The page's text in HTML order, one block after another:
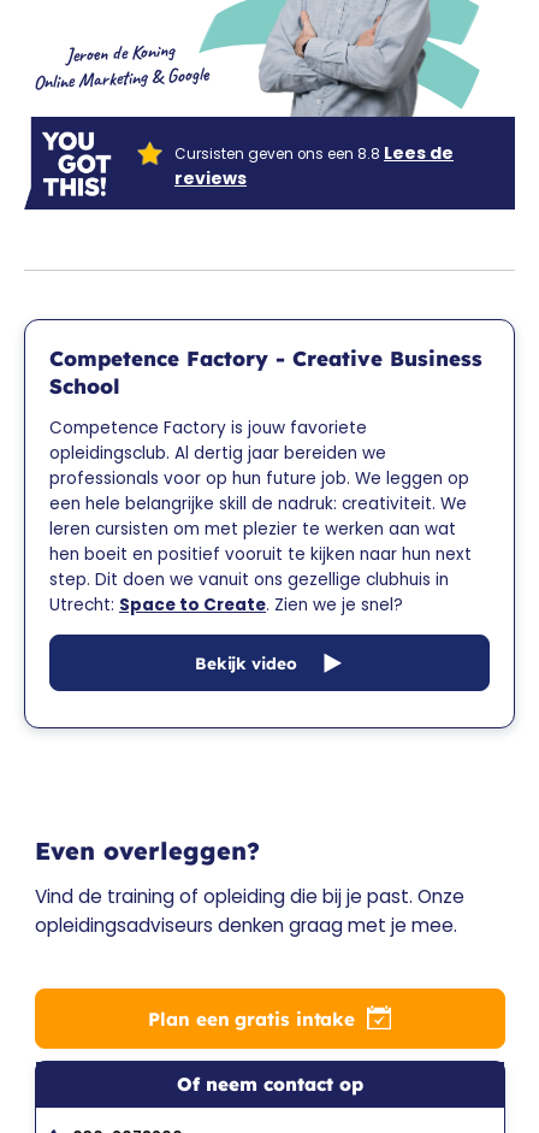
Jeroen de Koning
Online Marketing & Google
Cursisten geven ons een 8.8 Lees de
reviews
Competence Factory - Creative Business
School
Competence Factory is jouw favoriete
opleidingsclub. Al dertig jaar bereiden we
professionals voor op hun future job. We leggen op
een hele belangrijke skill de nadruk: creativiteit. We
leren cursisten om met plezier te werken aan wat
hen boeit en positief vooruit te kijken naar hun next
step. Dit doen we vanuit ons gezellige clubhuis in
Utrecht: Space to Create. Zien we je snel?
Bekijk video
Even overleggen?
Vind de training of opleiding die bij je past. Onze
opleidingsadviseurs denken graag met je mee.
Plan een gratis intake
Of neem contact op